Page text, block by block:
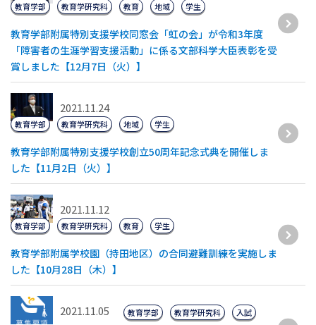
教育学部附属特別支援学校同窓会「虹の会」が令和3年度
「障害者の生涯学習支援活動」に係る文部科学大臣表彰を受
賞しました【12月7日（火）】
教育学部 教育学研究科 教育 地域 学生
2021.11.24
教育学部附属特別支援学校創立50周年記念式典を開催しま
した【11月2日（火）】
教育学部 教育学研究科 地域 学生
2021.11.12
教育学部附属学校園（持田地区）の合同避難訓練を実施しま
した【10月28日（木）】
教育学部 教育学研究科 教育 学生
2021.11.05 教育学部 教育学研究科 入試